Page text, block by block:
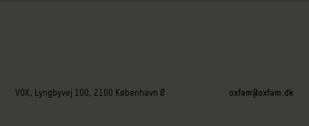
VOX, Lyngbyvej 100, 2100 København Ø oxfam@oxfam.dk